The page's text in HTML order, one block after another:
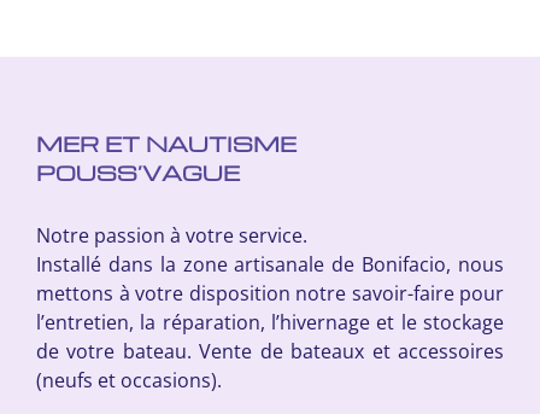
MER ET NAUTISME
POUSS’VAGUE
Notre passion à votre service.
Installé dans la zone artisanale de Bonifacio, nous
mettons à votre disposition notre savoir-faire pour
l’entretien, la réparation, l’hivernage et le stockage
de votre bateau. Vente de bateaux et accessoires
(neufs et occasions).